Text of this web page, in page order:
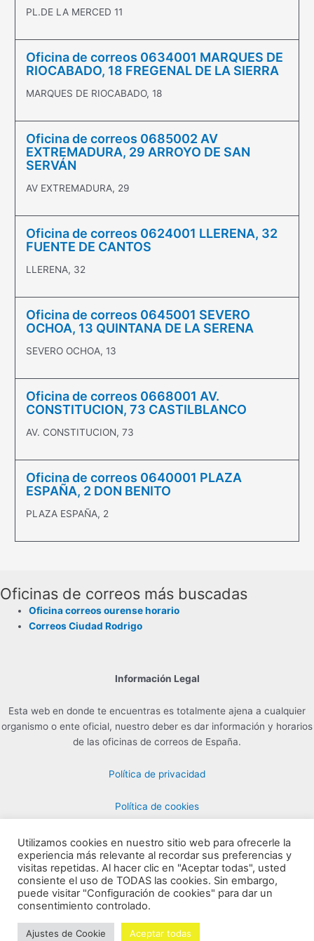
PL.DE LA MERCED 11
Oficina de correos 0634001 MARQUES DE
RIOCABADO, 18 FREGENAL DE LA SIERRA
MARQUES DE RIOCABADO, 18
Oficina de correos 0685002 AV
EXTREMADURA, 29 ARROYO DE SAN
SERVÁN
AV EXTREMADURA, 29
Oficina de correos 0624001 LLERENA, 32
FUENTE DE CANTOS
LLERENA, 32
Oficina de correos 0645001 SEVERO
OCHOA, 13 QUINTANA DE LA SERENA
SEVERO OCHOA, 13
Oficina de correos 0668001 AV.
CONSTITUCION, 73 CASTILBLANCO
AV. CONSTITUCION, 73
Oficina de correos 0640001 PLAZA
ESPAÑA, 2 DON BENITO
PLAZA ESPAÑA, 2
Oficinas de correos más buscadas
Oficina correos ourense horario
Correos Ciudad Rodrigo
Información Legal
Esta web en donde te encuentras es totalmente ajena a cualquier
organismo o ente oficial, nuestro deber es dar información y horarios
de las oficinas de correos de España.
Política de privacidad
Política de cookies
Contacto para Publicidad en info@horarioscorreos.com
Copyright © 2026 Horarios de las Oficinas de Correos | Creada por
horarioscorreos.com
Utilizamos cookies en nuestro sitio web para ofrecerle la
experiencia más relevante al recordar sus preferencias y
visitas repetidas. Al hacer clic en "Aceptar todas", usted
consiente el uso de TODAS las cookies. Sin embargo,
puede visitar "Configuración de cookies" para dar un
consentimiento controlado.
Ajustes de Cookie Aceptar todas